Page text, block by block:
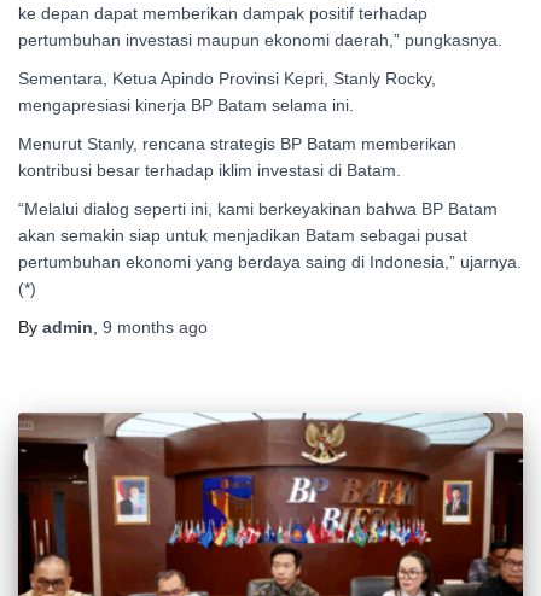
ke depan dapat memberikan dampak positif terhadap
pertumbuhan investasi maupun ekonomi daerah,” pungkasnya.
Sementara, Ketua Apindo Provinsi Kepri, Stanly Rocky,
mengapresiasi kinerja BP Batam selama ini.
Menurut Stanly, rencana strategis BP Batam memberikan
kontribusi besar terhadap iklim investasi di Batam.
“Melalui dialog seperti ini, kami berkeyakinan bahwa BP Batam
akan semakin siap untuk menjadikan Batam sebagai pusat
pertumbuhan ekonomi yang berdaya saing di Indonesia,” ujarnya.
(*)
By admin 9 months ago